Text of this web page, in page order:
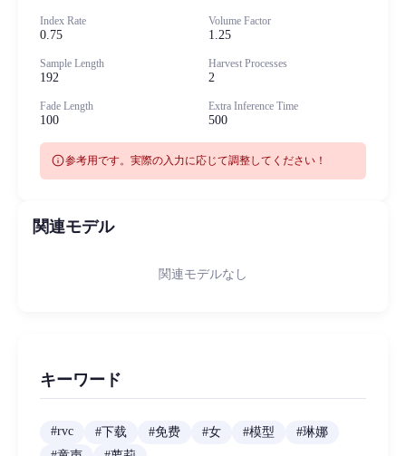
Index Rate
0.75
Volume Factor
1.25
Sample Length
192
Harvest Processes
2
Fade Length
100
Extra Inference Time
500
info参考用です。実際の入力に応じて調整してください！
関連モデル
関連モデルなし
キーワード
#rvc #下载 #免费 #女 #模型 #琳娜